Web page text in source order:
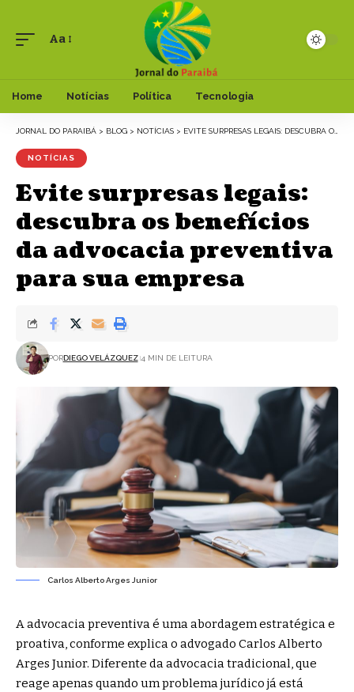
Aa
Home Notícias Política Tecnologia
JORNAL DO PARAIBÁ > BLOG > NOTÍCIAS > EVITE SURPRESAS LEGAIS: DESCUBRA OS BENEFÍCIOS DA ADVOCACIA PREVENTIVA PARA SUA EMPRESA
NOTÍCIAS
Evite surpresas legais:
descubra os benefícios
da advocacia preventiva
para sua empresa
PORDIEGO VELÁZQUEZ 4 MIN DE LEITURA
Carlos Alberto Arges Junior
A advocacia preventiva é uma abordagem estratégica e
proativa, conforme explica o advogado Carlos Alberto
Arges Junior. Diferente da advocacia tradicional, que
reage apenas quando um problema jurídico já está